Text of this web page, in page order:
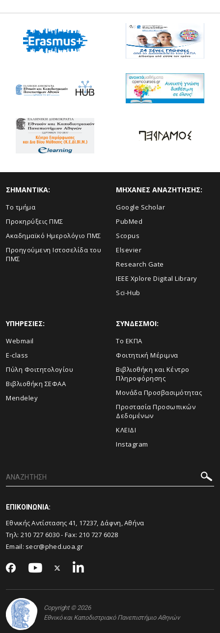
ΣΗΜΑΝΤΙΚΑ:
Το τμήμα
Προκηρύξεις ΠΜΣ
Ακαδημαϊκό Ημερολόγιο ΠΜΣ
Προηγούμενη Ιστοσελίδα του
ΠΜΣ
ΜΗΧΑΝΕΣ ΑΝΑΖΗΤΗΣΗΣ:
Google Scholar
PubMed
Scopus
Elsevier
Research Gate
IEEE Xplore Digital Library
Sci-Hub
ΥΠΗΡΕΣΙΕΣ:
Webmail
E-class
Πύλη Φοιτητολογίου
Βιβλιοθήκη ΣΕΦΑΑ
Mendeley
ΣΥΝΔΕΣΜΟΙ:
Το ΕΚΠΑ
Φοιτητική Μέριμνα
Βιβλιοθήκη και Κέντρο
Πληροφόρησης
Μονάδα Προσβασιμότητας
Προστασία Προσωπικών
Δεδομένων
ΚΛΕΙΔΙ
Instagram
ΕΠΙΚΟΙΝΩΝΙΑ:
Εθνικής Αντίστασης 41, 17237, Δάφνη, Αθήνα
Τηλ: 210 727 6030- Fax: 210 727 6028
Email: secr@phed.uoa.gr
Copyright © 2026
Εθνικό και Καποδιστριακό Πανεπιστήμιο Αθηνών